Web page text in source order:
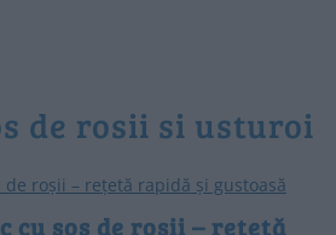
de rosii si usturoi
cu sos de roșii – rețetă